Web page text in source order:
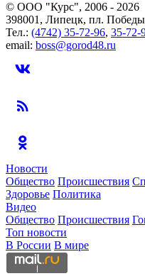
© ООО "Курс", 2006 - 2026
398001, Липецк, пл.
Тел.: (4742) 35-72-96, 35-72-
email: boss@gorod48.ru
Новости
Общество Происшествия
Здоровье Политика
Видео
Общество Происшествия
Топ новости
В России В мире